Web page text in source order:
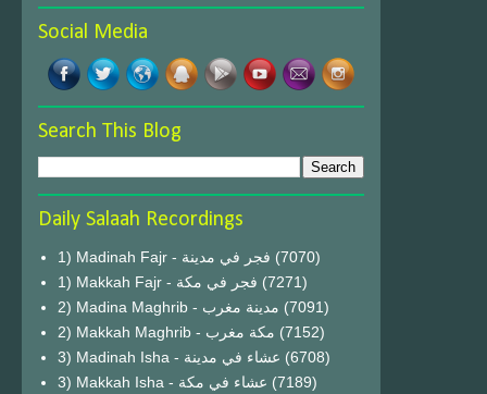
Social Media
Search This Blog
Daily Salaah Recordings
1) Madinah Fajr - فجر في مدينة (7070)
1) Makkah Fajr - فجر في مكة (7271)
2) Madina Maghrib - مدينة مغرب (7091)
2) Makkah Maghrib - مكة مغرب (7152)
3) Madinah Isha - عشاء في مدينة (6708)
3) Makkah Isha - عشاء في مكة (7189)